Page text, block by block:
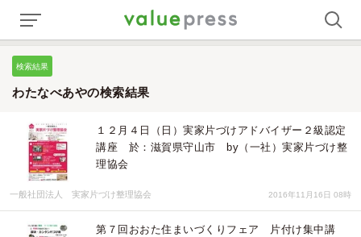
検索結果
わたなべあやの検索結果
１２月４日（日）実家片づけアドバイザー２級認定
講座 於：滋賀県守山市 by（一社）実家片づけ整
理協会
一般社団法人 実家片づけ整理協会 2016年11月16日 08時
第７回おおた住まいづくりフェア 片付け集中講